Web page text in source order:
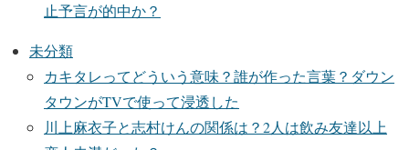
止予言が的中か？
未分類
カキタレってどういう意味？誰が作った言葉？ダウン
タウンがTVで使って浸透した
川上麻衣子と志村けんの関係は？2人は飲み友達以上